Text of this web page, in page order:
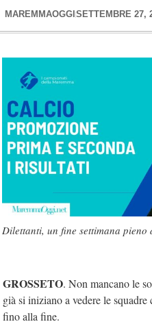
MAREMMAOGGI SETTEMBRE 27,
Dilettanti, un fine settimana pieno
GROSSETO. Non mancano le
già si iniziano a vedere le
fino alla fine.